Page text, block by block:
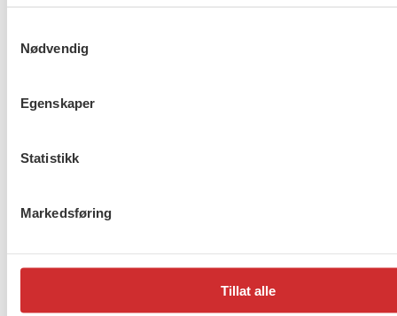
Nødvendig
Egenskaper
Statistikk
Markedsføring
Tillat alle